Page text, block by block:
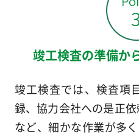
竣工検査の準備か
竣工検査では、検査項
録、協力会社への是正
など、細かな作業が多